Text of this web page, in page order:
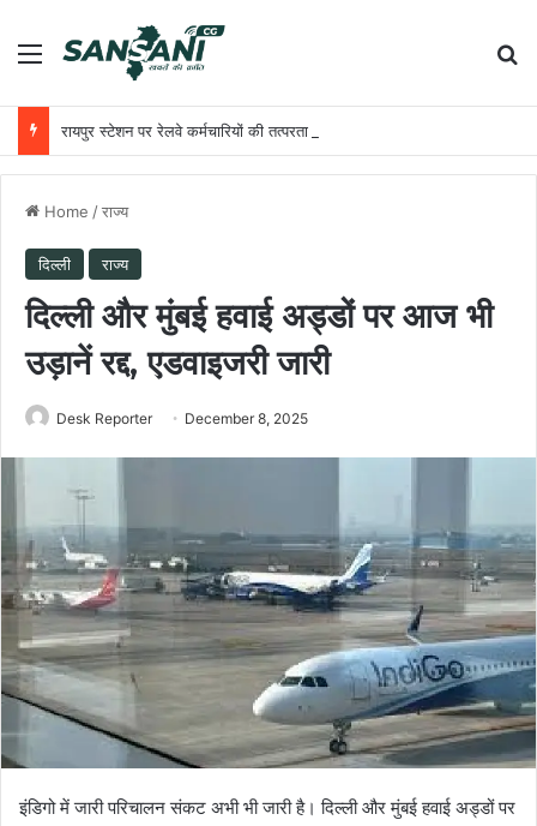
Menu
Home /राज्य
दिल्ली राज्य
दिल्ली और मुंबई हवाई अड्डों पर आज भी
उड़ानें रद्द, एडवाइजरी जारी
Desk Reporter December 8, 2025
इंडिगो में जारी परिचालन संकट अभी भी जारी है। दिल्ली और मुंबई हवाई अड्डों पर